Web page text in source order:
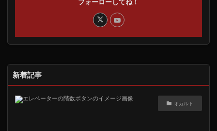
フォーローしてね！
新着記事
オカルト